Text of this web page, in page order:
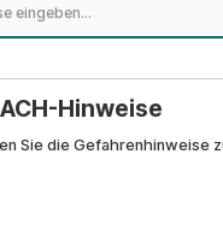
Hinweise
Sie die Gefahrenhinweise